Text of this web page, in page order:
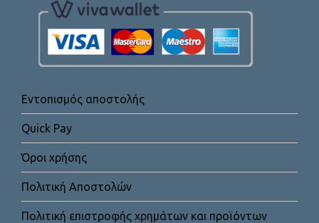
Εντοπισμός αποστολής
Quick Pay
Όροι χρήσης
Πολιτική Αποστολών
Πολιτική επιστροφής χρημάτων και προϊόντων